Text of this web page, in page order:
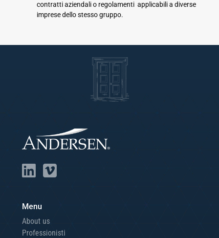
contratti aziendali o regolamenti applicabili a diverse
imprese dello stesso gruppo.
Menu
About us
Professionisti